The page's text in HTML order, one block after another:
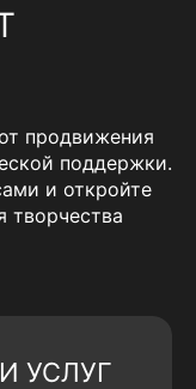
продвижения
поддержки.
и откройте
творчества
УСЛУГ